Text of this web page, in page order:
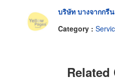
บริษัท บางจากกรี
Category :
Related